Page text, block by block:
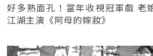
好多熟面孔！當年收視冠軍戲 老
江湖主演《阿母的嫁妝》